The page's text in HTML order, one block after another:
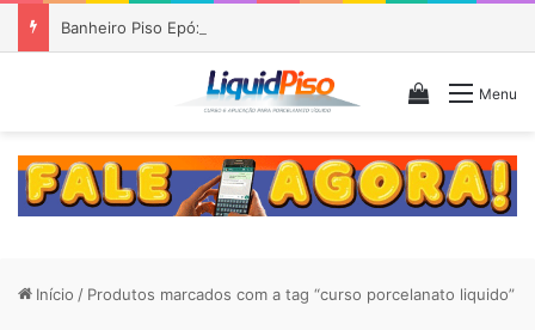
Banheiro Piso Epóxi Cinza
Menu
Veja seu
Início / Produtos marcados com a tag “curso porcelanato liquido”